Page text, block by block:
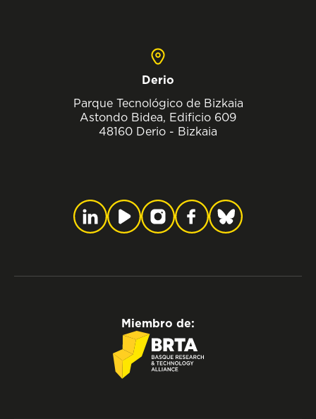
Derio
Parque Tecnológico de Bizkaia
Astondo Bidea, Edificio 609
48160 Derio - Bizkaia
Miembro de: